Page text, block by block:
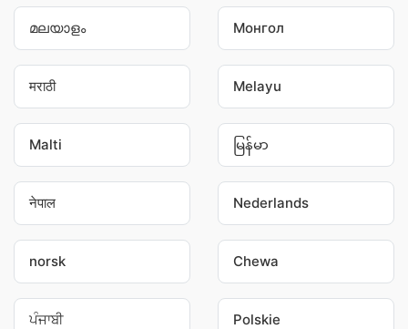
മലയാളം Монгол
मराठी Melayu
Malti မြန်မာ
नेपाल Nederlands
norsk Chewa
ਪੰਜਾਬੀ Polskie